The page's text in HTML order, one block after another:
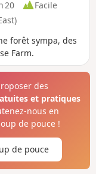
20
Facile
forêt sympa, des
Farm.
des
et pratiques
nous en
de pouce !
de pouce